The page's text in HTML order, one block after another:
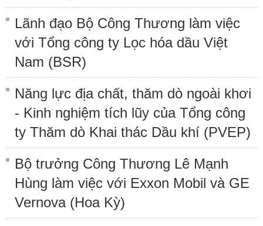
Lãnh đạo Bộ Công Thương làm việc
với Tổng công ty Lọc hóa dầu Việt
Nam (BSR)
Năng lực địa chất, thăm dò ngoài khơi
- Kinh nghiệm tích lũy của Tổng công
ty Thăm dò Khai thác Dầu khí (PVEP)
Bộ trưởng Công Thương Lê Mạnh
Hùng làm việc với Exxon Mobil và GE
Vernova (Hoa Kỳ)